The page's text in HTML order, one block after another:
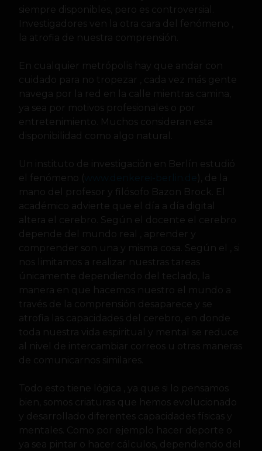
siempre disponibles, pero es controversial.
Investigadores ven la otra cara del fenómeno ,
la atrofia de nuestra comprensión.
En cualquier metrópolis hay que andar con
cuidado para no tropezar , cada vez más gente
navega por la red en la calle mientras camina,
ya sea por motivos profesionales o por
entretenimiento. Muchos consideran esta
disponibilidad como algo natural.
Un instituto de investigación en Berlín estudió
el fenómeno (
), de la
mano del profesor y filósofo Bazon Brock. El
académico advierte que el día a día digital
altera el cerebro. Según el docente el cerebro
depende del mundo real , aprender y
comprender son una y misma cosa. Según el , si
nos limitamos a realizar nuestras tareas
únicamente dependiendo del teclado, la
manera en que hacemos nuestro el mundo a
través de la comprensión desaparece y se
atrofia las capacidades del cerebro, en donde
toda nuestra vida espiritual y mental se reduce
al nivel de intercambiar correos u otras maneras
de comunicarnos similares.
Todo esto tiene lógica , ya que si lo pensamos
bien, somos criaturas que hemos evolucionado
y desarrollado diferentes capacidades físicas y
mentales. Como por ejemplo hacer deporte o
ya sea pintar o hacer cálculos, dependiendo del